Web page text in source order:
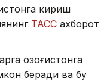
кириш
ТАСС ахборот
Қозоғистонга
беради ва бу